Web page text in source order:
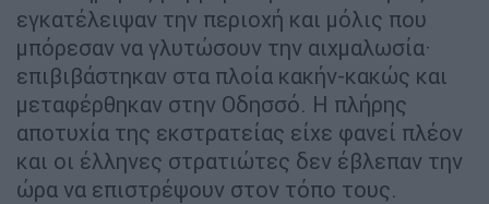
εγκατέλειψαν την περιοχή και μόλις που
μπόρεσαν να γλυτώσουν την αιχμαλωσία·
επιβιβάστηκαν στα πλοία κακήν-κακώς και
μεταφέρθηκαν στην Οδησσό. Η πλήρης
αποτυχία της εκστρατείας είχε φανεί πλέον
και οι έλληνες στρατιώτες δεν έβλεπαν την
ώρα να επιστρέψουν στον τόπο τους.